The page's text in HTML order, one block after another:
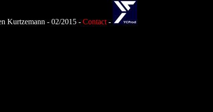
Kurtzemann - 02/2015 - Contact-